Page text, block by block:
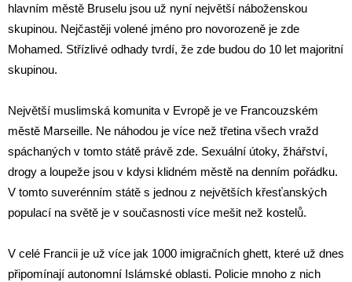
hlavním městě Bruselu jsou už nyní největší náboženskou
skupinou. Nejčastěji volené jméno pro novorozeně je zde
Mohamed. Střízlivé odhady tvrdí, že zde budou do 10 let majoritní
skupinou.
Největší muslimská komunita v Evropě je ve Francouzském
městě Marseille. Ne náhodou je více než třetina všech vražd
spáchaných v tomto státě právě zde. Sexuální útoky, žhářství,
drogy a loupeže jsou v kdysi klidném městě na denním pořádku.
V tomto suverénním státě s jednou z největších křesťanských
populací na světě je v současnosti více mešit než kostelů.
V celé Francii je už více jak 1000 imigračních ghett, které už dnes
připomínají autonomní Islámské oblasti. Policie mnoho z nich